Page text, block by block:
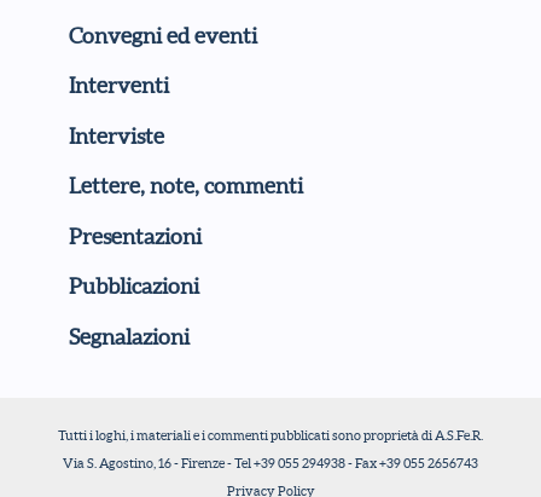
Convegni ed eventi
Interventi
Interviste
Lettere, note, commenti
Presentazioni
Pubblicazioni
Segnalazioni
Tutti i loghi, i materiali e i commenti pubblicati sono proprietà di A.S.Fe.R.
Via S. Agostino, 16 - Firenze - Tel +39 055 294938 - Fax +39 055 2656743
Privacy Policy